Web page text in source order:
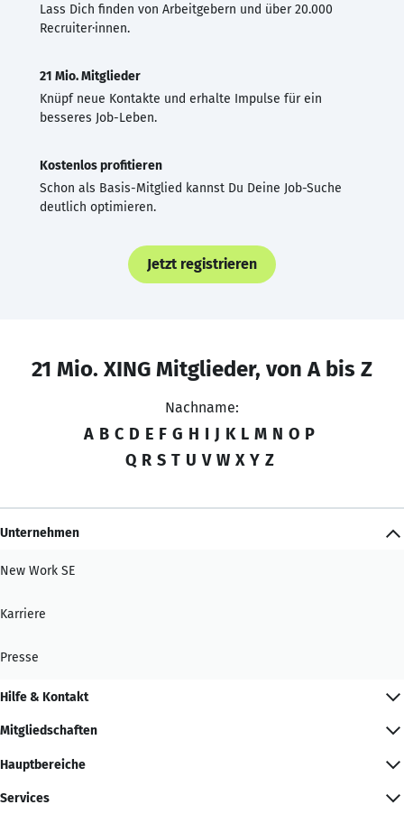
Lass Dich finden von Arbeitgebern und über 20.000
Recruiter·innen.
21 Mio. Mitglieder
Knüpf neue Kontakte und erhalte Impulse für ein
besseres Job-Leben.
Kostenlos profitieren
Schon als Basis-Mitglied kannst Du Deine Job-Suche
deutlich optimieren.
Jetzt registrieren
21 Mio. XING Mitglieder, von A bis Z
Nachname:
A B C D E F G H I J K L M N O P
Q R S T U V W X Y Z
Unternehmen
New Work SE
Karriere
Presse
Hilfe & Kontakt
Mitgliedschaften
Hauptbereiche
Services